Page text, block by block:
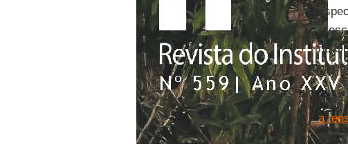
no
Mas
a
testa